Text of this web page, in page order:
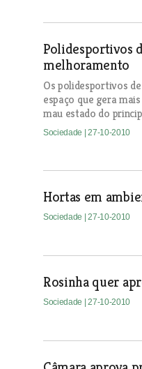
Polidesportivos
melhoramento
Os polidesportivos
espaço que gera
mau estado do
Sociedade | 27-10-2010
Hortas em
Sociedade | 27-10-2010
Rosinha quer
Sociedade | 27-10-2010